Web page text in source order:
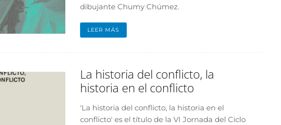
dibujante Chumy Chúmez.
LEER MÁS
La historia del conflicto, la
historia en el conflicto
'La historia del conflicto, la historia en el
conflicto' es el título de la VI Jornada del Ciclo